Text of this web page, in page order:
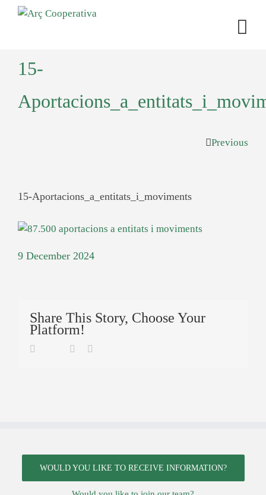
15-
Previous
15-Aportacions_a_entitats_i_moviments
9 December 2024
Share This Story, Choose Your
Platform!
Facebook
TwitterLinkedin
WOULD YOU LIKE TO RECEIVE INFORMATION?